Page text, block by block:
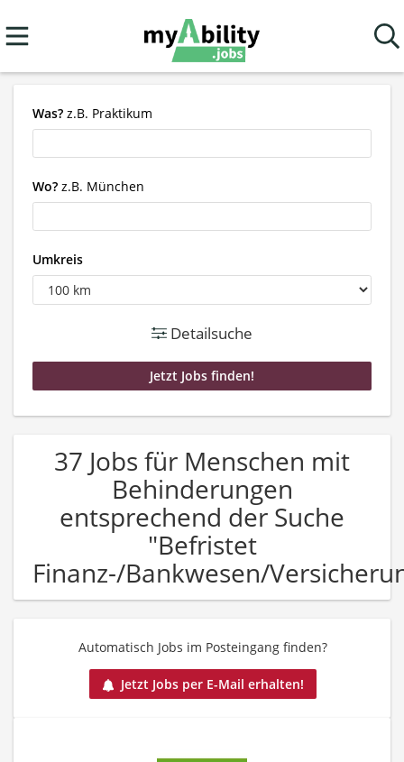
Was? z.B. Praktikum
Wo? z.B. München
Umkreis
Detailsuche
37 Jobs für Menschen mit
Behinderungen
entsprechend der Suche
"Befristet
Finanz-/Bankwesen/
Automatisch Jobs im Posteingang finden?
Jetzt Jobs per E-Mail erhalten!